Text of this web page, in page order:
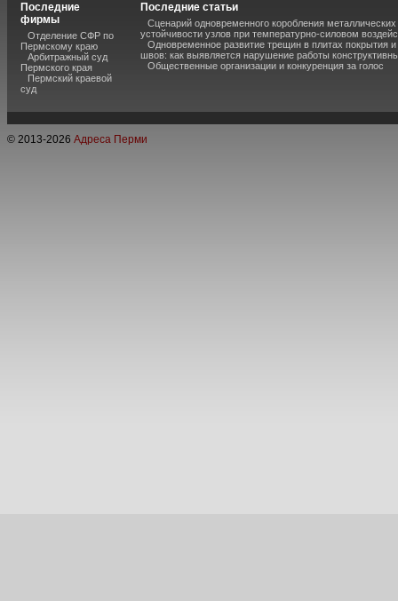
Последние
фирмы
Отделение СФР по
Пермскому краю
Арбитражный суд
Пермского края
Пермский краевой
суд
Последние статьи
Сценарий одновременного коробления
устойчивости узлов при температурно-силовом
Одновременное развитие трещин в плитах покрытия
швов: как выявляется нарушение работы
Общественные организации и конкуренция за голос
© 2013-2026 Адреса Перми